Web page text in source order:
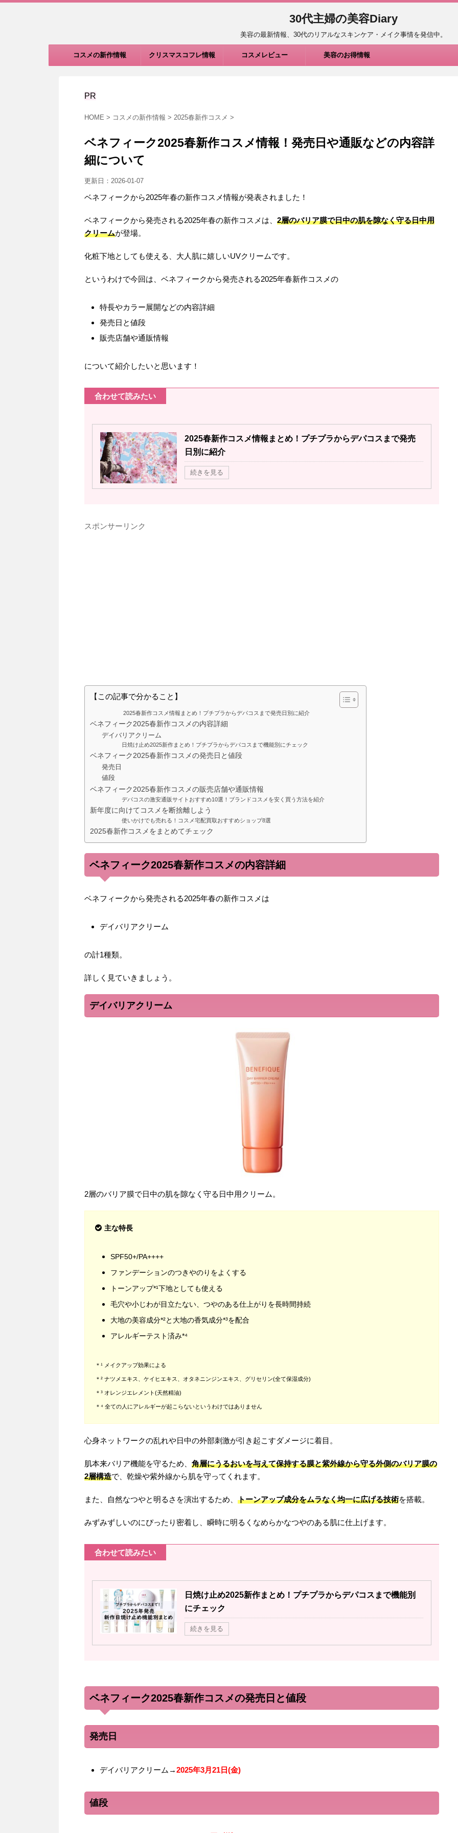
30代主婦の美容Diary
美容の最新情報、30代のリアルなスキンケア・メイク事情を発信中。
コスメの新作情報 クリスマスコフレ情報 コスメレビュー 美容のお得情報
PR
HOME > コスメの新作情報 > 2025春新作コスメ >
ベネフィーク2025春新作コスメ情報！発売日や通販などの内容詳
細について
更新日： 2026-01-07
ベネフィークから2025年春の新作コスメ情報が発表されました！
ベネフィークから発売される2025年春の新作コスメは、 2層のバリア膜で日中の肌を隙なく守る日中用
クリームが登場。
化粧下地としても使える、大人肌に嬉しいUVクリームです。
というわけで今回は、ベネフィークから発売される2025年春新作コスメの
特長やカラー展開などの内容詳細
発売日と値段
販売店舗や通販情報
について紹介したいと思います！
合わせて読みたい
2025春新作コスメ情報まとめ！プチプラからデパコスまで発売
日別に紹介
続きを見る
スポンサーリンク
【この記事で分かること】
2025春新作コスメ情報まとめ！プチプラからデパコスまで発売日別に紹介
ベネフィーク2025春新作コスメの内容詳細
デイバリアクリーム
日焼け止め2025新作まとめ！プチプラからデパコスまで機能別にチェック
ベネフィーク2025春新作コスメの発売日と値段
発売日
値段
ベネフィーク2025春新作コスメの販売店舗や通販情報
デパコスの激安通販サイトおすすめ10選！ブランドコスメを安く買う方法を紹介
新年度に向けてコスメを断捨離しよう
使いかけでも売れる！コスメ宅配買取おすすめショップ8選
2025春新作コスメをまとめてチェック
ベネフィーク2025春新作コスメの内容詳細
ベネフィークから発売される2025年春の新作コスメは
デイバリアクリーム
の計1種類。
詳しく見ていきましょう。
デイバリアクリーム
2層のバリア膜で日中の肌を隙なく守る日中用クリーム。
主な特長
SPF50+/PA++++
ファンデーションのつきやのりをよくする
トーンアップ*¹下地としても使える
毛穴や小じわが目立たない、つやのある仕上がりを長時間持続
大地の美容成分*²と大地の香気成分*³を配合
アレルギーテスト済み*⁴
＊¹ メイクアップ効果による
＊² ナツメエキス、ケイヒエキス、オタネニンジンエキス、グリセリン(全て保湿成分)
＊³ オレンジエレメント(天然精油)
＊⁴ 全ての人にアレルギーが起こらないというわけではありません
心身ネットワークの乱れや日中の外部刺激が引き起こすダメージに着目。
肌本来バリア機能を守るため、 角層にうるおいを与えて保持する膜と紫外線から守る外側のバリア膜の
2層構造で、乾燥や紫外線から肌を守ってくれます。
また、自然なつやと明るさを演出するため、 トーンアップ成分をムラなく均一に広げる技術を搭載。
みずみずしいのにぴったり密着し、瞬時に明るくなめらかなつやのある肌に仕上げます。
合わせて読みたい
日焼け止め2025新作まとめ！プチプラからデパコスまで機能別
にチェック
続きを見る
ベネフィーク2025春新作コスメの発売日と値段
発売日
デイバリアクリーム→2025年3月21日(金)
値段